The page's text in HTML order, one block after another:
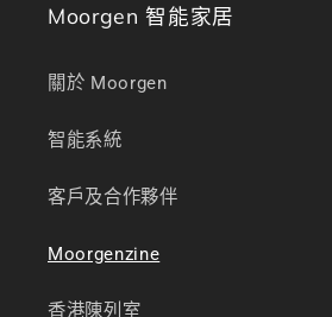
Moorgen 智能家居
關於 Moorgen
智能系統
客戶及合作夥伴
Moorgenzine
香港陳列室